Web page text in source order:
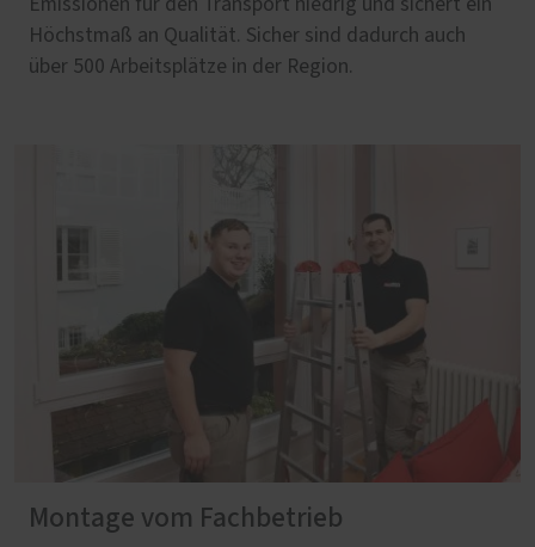
Emissionen für den Transport niedrig und sichert ein
Höchstmaß an Qualität. Sicher sind dadurch auch
über 500 Arbeitsplätze in der Region.
Montage vom Fachbetrieb